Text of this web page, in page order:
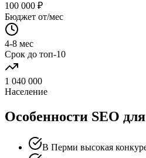
100 000 ₽
Бюджет от/мес
4-8 мес
Срок до топ-10
1 040 000
Население
Особенности SEO
В Перми высокая